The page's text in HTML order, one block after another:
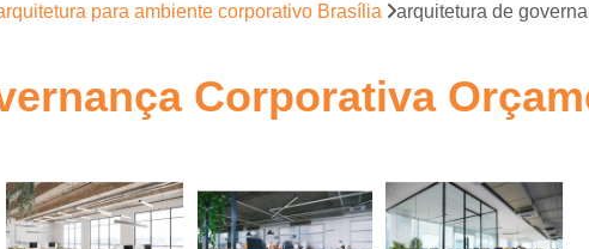
Arquitetura com
Arquitetura
Arquitetura Corporativa
Arquitetura Corporativa Comercial Goiânia
para ambiente corporativo Brasília arquitetura de
Corporativa